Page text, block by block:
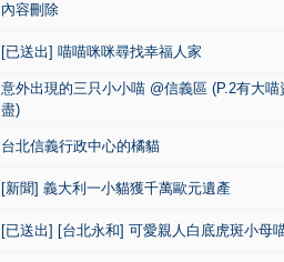
內容刪除
[已送出] 喵喵咪咪尋找幸福人家
意外出現的三只小小喵 @信義區 (P.2有大
盡)
台北信義行政中心的橘貓
[新聞] 義大利一小貓獲千萬歐元遺產
[已送出] [台北永和] 可愛親人白底虎斑小母